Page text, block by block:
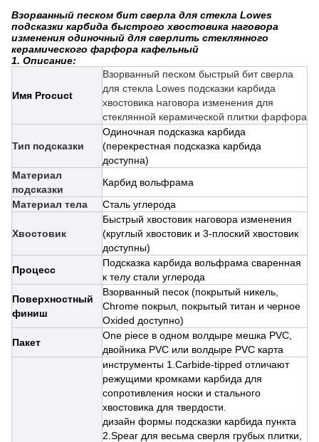
Взорванный песком бит сверла для стекла Lowes
подсказки карбида быстрого хвостовика наговора
изменения одиночный для сверлить стеклянного
керамического фарфора кафельный
1. Описание:
Имя Procuct
Взорванный песком быстрый бит сверла
для стекла Lowes подсказки карбида
хвостовика наговора изменения для
стеклянной керамической плитки фарфора
Тип подсказки
Одиночная подсказка карбида
(перекрестная подсказка карбида
доступна)
Материал
подсказки
Карбид вольфрама
Материал тела
Сталь углерода
Хвостовик
Быстрый хвостовик наговора изменения
(круглый хвостовик и 3-плоский хвостовик
доступны)
Процесс
Подсказка карбида вольфрама сваренная
к телу стали углерода
Поверхностный
финиш
Взорванный песок (покрытый никель,
Chrome покрыл, покрытый титан и черное
Oxided доступно)
Пакет
One piece в одном волдыре мешка PVC,
двойника PVC или волдыре PVC карта
инструменты 1.Carbide-tipped отличают
режущими кромками карбида для
сопротивления носки и стального
хвостовика для твердости.
дизайн формы подсказки карбида пункта
2.Spear для весьма сверля грубых плитки,